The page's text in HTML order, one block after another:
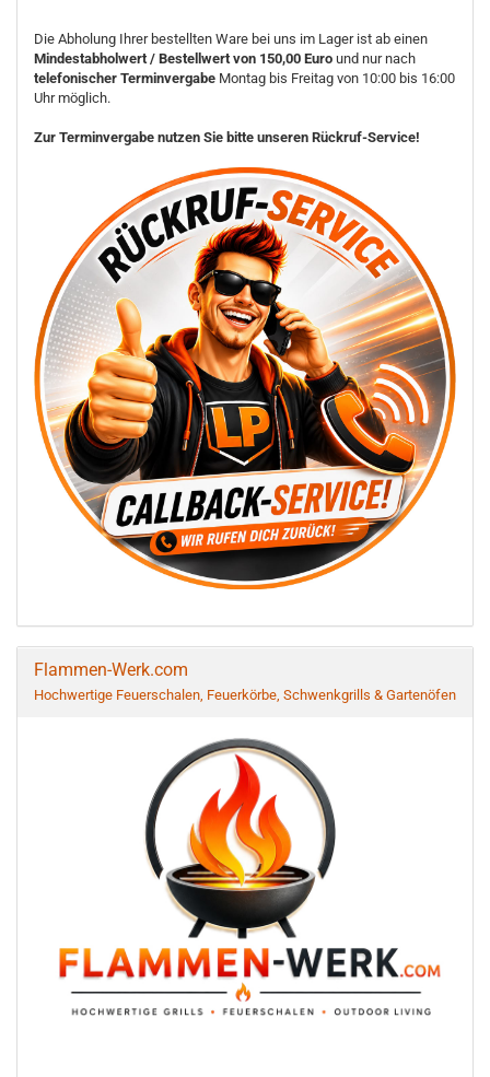
Die Abholung Ihrer bestellten Ware bei uns im Lager ist ab einen
Mindestabholwert / Bestellwert von 150,00 Euro und nur nach
telefonischer Terminvergabe Montag bis Freitag von 10:00 bis 16:00
Uhr möglich.
Zur Terminvergabe nutzen Sie bitte unseren Rückruf-Service!
Flammen-Werk.com
Hochwertige Feuerschalen, Feuerkörbe, Schwenkgrills & Gartenöfen